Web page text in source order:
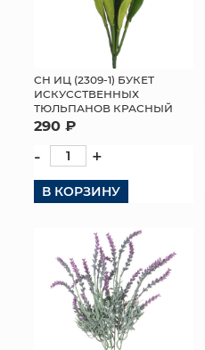
СН ИЦ (2309-1) БУКЕТ
ИСКУССТВЕННЫХ
ТЮЛЬПАНОВ КРАСНЫЙ
290 ₽
- +
В КОРЗИНУ